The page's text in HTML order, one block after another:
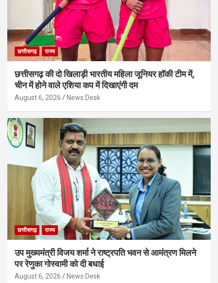
छत्तीसगढ़ राज्य
छत्तीसगढ़ की दो खिलाड़ी भारतीय महिला जूनियर हॉकी टीम में,
चीन में होने वाले एशिया कप में दिखाएंगी दम
August 6, 2026 News Desk
छत्तीसगढ़ राज्य
उप मुख्यमंत्री विजय शर्मा ने राष्ट्रपति भवन से आमंत्रण मिलने
पर रेणुका गोस्वामी को दी बधाई
August 6, 2026 News Desk